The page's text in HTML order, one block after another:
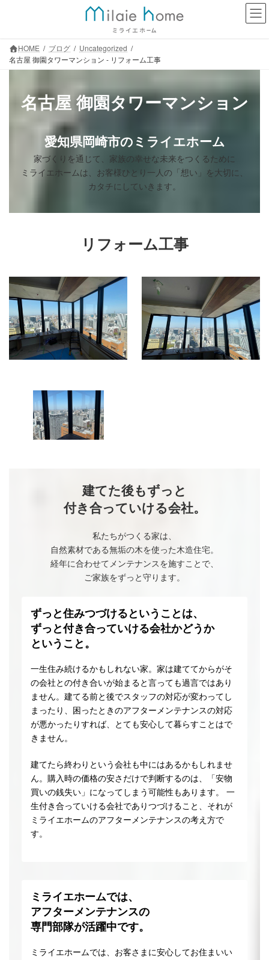
HOME ブログ
Uncategorized
名古屋 御園タワーマンション - リフォーム工事
名古屋 御園タワーマンション
愛知県岡崎市のミライエホーム
家づくりを通じて、家族の幸せな未来をつくるために
ミライエホームは、お客様ひとり一人の「想い」を大切に、
カタチにしていきます。
リフォーム工事
建てた後もずっと
付き合っていける会社。
私たちがつくる家は、
自然素材である無垢の木を使った木造住宅。
経年に合わせてメンテナンスを施すことで、
ご家族をずっと守ります。
ずっと住みつづけるということは、
ずっと付き合っていける会社かどうか
ということ。
一生住み続けるかもしれない家。家は建ててからがそ
の会社との付き合いが始まると言っても過言ではあり
ません。建てる前と後でスタッフの対応が変わってし
まったり、困ったときのアフターメンテナンスの対応
が悪かったりすれば、とても安心して暮らすことはで
きません。
建てたら終わりという会社も中にはあるかもしれませ
ん。購入時の価格の安さだけで判断するのは、「安物
買いの銭失い」になってしまう可能性もあります。 一
生付き合っていける会社でありつづけること、それが
ミライエホームのアフターメンテナンスの考え方で
す。
ミライエホームでは、
アフターメンテナンスの
専門部隊が活躍中です。
ミライエホームでは、お客さまに安心してお住まいい